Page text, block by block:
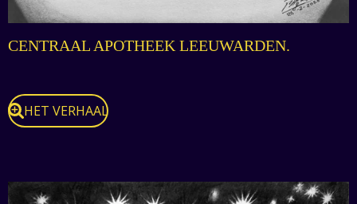
CENTRAAL APOTHEEK LEEUWARDEN.
HET VERHAAL